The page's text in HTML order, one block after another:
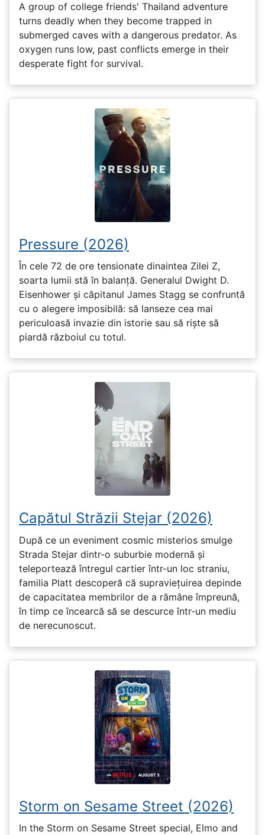
A group of college friends' Thailand adventure
turns deadly when they become trapped in
submerged caves with a dangerous predator. As
oxygen runs low, past conflicts emerge in their
desperate fight for survival.
Pressure (2026)
În cele 72 de ore tensionate dinaintea Zilei Z,
soarta lumii stă în balanță. Generalul Dwight D.
Eisenhower și căpitanul James Stagg se confruntă
cu o alegere imposibilă: să lanseze cea mai
periculoasă invazie din istorie sau să riște să
piardă războiul cu totul.
Capătul Străzii Stejar (2026)
După ce un eveniment cosmic misterios smulge
Strada Stejar dintr-o suburbie modernă și
teleportează întregul cartier într-un loc straniu,
familia Platt descoperă că supraviețuirea depinde
de capacitatea membrilor de a rămâne împreună,
în timp ce încearcă să se descurce într-un mediu
de nerecunoscut.
Storm on Sesame Street (2026)
In the Storm on Sesame Street special, Elmo and